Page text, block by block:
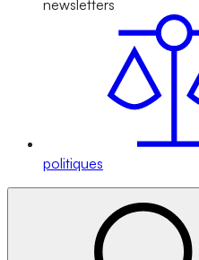
newsletters
politiques